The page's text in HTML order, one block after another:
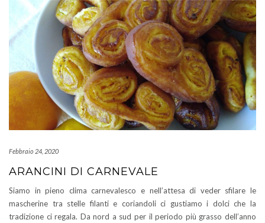
Febbraio 24, 2020
ARANCINI DI CARNEVALE
Siamo in pieno clima carnevalesco e nell’attesa di veder sfilare le
mascherine tra stelle filanti e coriandoli ci gustiamo i dolci che la
tradizione ci regala. Da nord a sud per il periodo più grasso dell’anno